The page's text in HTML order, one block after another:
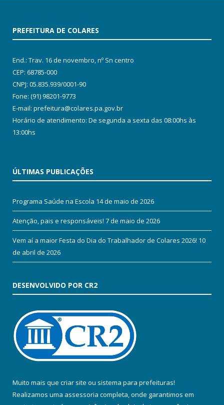
PREFEITURA DE COLARES
End.: Trav. 16 de novembro, nº Sn centro
CEP: 68785-000
CNPJ: 05.835.939/0001-90
Fone: (91) 98201-9773
E-mail: prefeitura@colares.pa.gov.br
Horário de atendimento: De segunda a sexta das 08:00hs às
13:00hs
ÚLTIMAS PUBLICAÇÕES
Programa Saúde na Escola 14 de maio de 2026
Atenção, pais e responsáveis! 7 de maio de 2026
Vem aí a maior Festa do Dia do Trabalhador de Colares 2026! 10
de abril de 2026
DESENVOLVIDO POR CR2
Muito mais que criar site ou sistema para prefeituras!
Realizamos uma assessoria completa, onde garantimos em